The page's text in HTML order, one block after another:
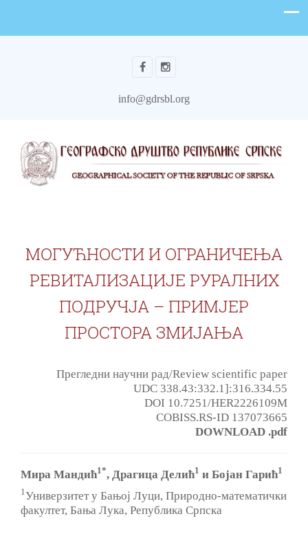
info@gdrsbl.org
МОГУЋНОСТИ И ОГРАНИЧЕЊА
РЕВИТАЛИЗАЦИЈЕ РУРАЛНИХ
ПОДРУЧЈА – ПРИМЈЕР
ПРОСТОРА ЗМИЈАЊА
Прегледни научни рад/Review scientific paper
UDC 338.43:332.1]:316.334.55
DOI 10.7251/HER2226109M
COBISS.RS-ID 137073665
DOWNLOAD .pdf
Мира Мандић1*, Драгица Делић1 и Бојан Гарић1
1Универзитет у Бањој Луци, Природно-математички
факултет, Бања Лука, Република Српска